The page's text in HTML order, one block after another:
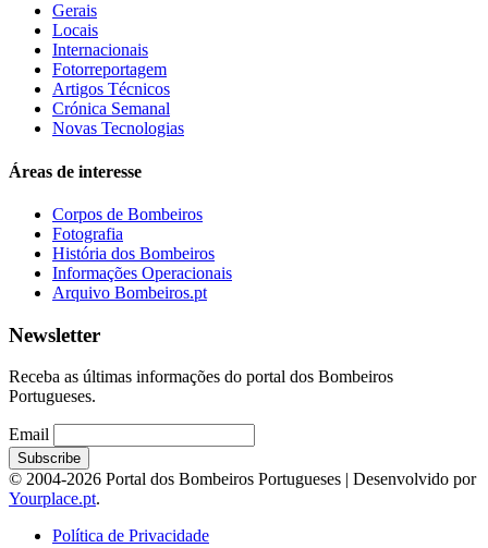
Gerais
Locais
Internacionais
Fotorreportagem
Artigos Técnicos
Crónica Semanal
Novas Tecnologias
Áreas de interesse
Corpos de Bombeiros
Fotografia
História dos Bombeiros
Informações Operacionais
Arquivo Bombeiros.pt
Newsletter
Receba as últimas informações do portal dos Bombeiros
Portugueses.
Email
© 2004-2026 Portal dos Bombeiros Portugueses | Desenvolvido por
Yourplace.pt.
Política de Privacidade